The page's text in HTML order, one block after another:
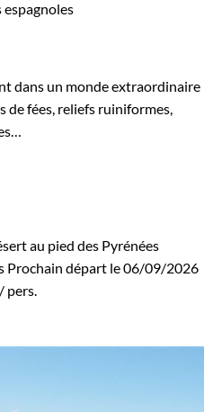
dans un monde extraordinaire
de fées, reliefs ruiniformes,
au pied des Pyrénées
Prochain départ le 06/09/2026
/ pers.